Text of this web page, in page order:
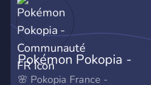
https://discord.gg/NgxgJMuT4y
Pokémon Pokopia -
Communauté FR
🌸 Pokopia France -